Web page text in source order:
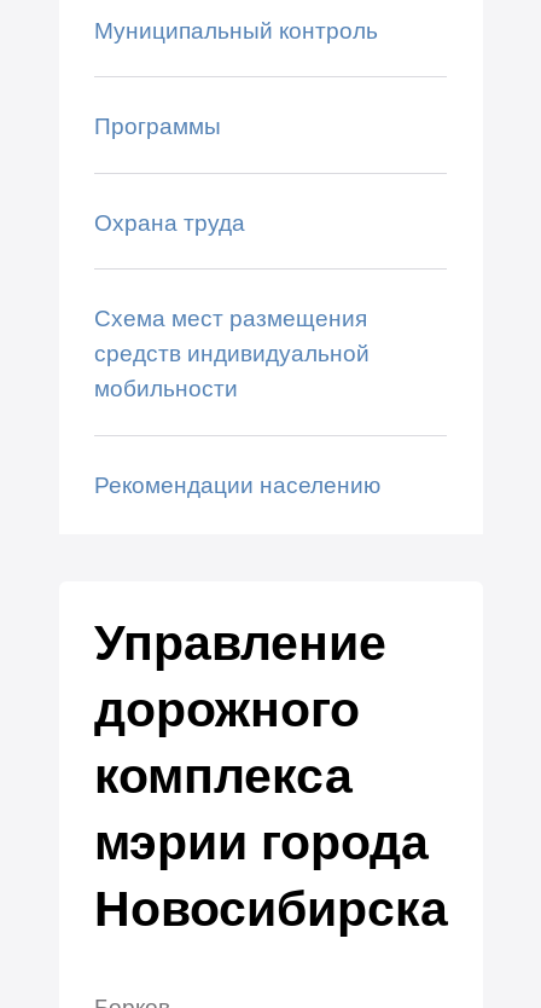
Муниципальный контроль
Программы
Охрана труда
Схема мест размещения
средств индивидуальной
мобильности
Рекомендации населению
Управление
дорожного
комплекса
мэрии города
Новосибирска